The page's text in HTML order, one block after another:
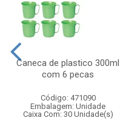
Caneca de plastico 300ml
com 6 pecas
Código: 471090
Embalagem: Unidade
Caixa Com: 30 Unidade(s)